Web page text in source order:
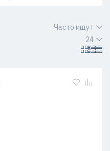
Часто ищут
24